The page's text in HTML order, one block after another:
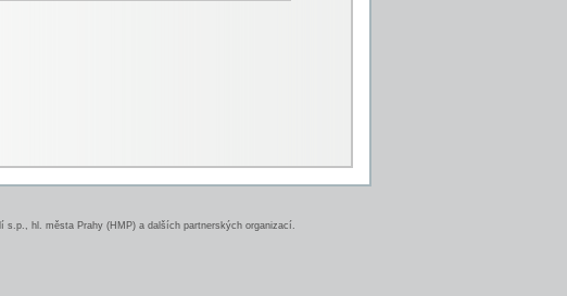
hl. města Prahy (HMP) a dalších partnerských organizací.